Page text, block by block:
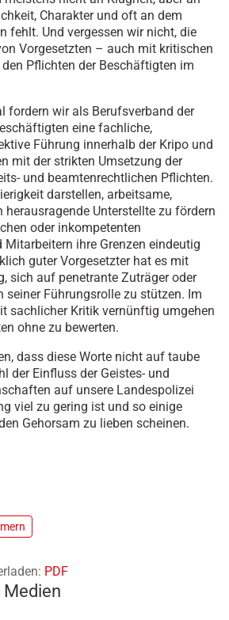
Charakter und oft an dem
fehlt. Und vergessen wir nicht, die
Vorgesetzten – auch mit kritischen
Pflichten der Beschäftigten im
fordern wir als Berufsverband der
eine fachliche,
Führung innerhalb der Kripo und
mit der strikten Umsetzung der
und beamtenrechtlichen Pflichten.
darstellen, arbeitsame,
Unterstellte zu fördern
oder inkompetenten
ihre Grenzen eindeutig
guter Vorgesetzter hat es mit
sich auf penetrante Zuträger oder
seiner Führungsrolle zu stützen. Im
sachlicher Kritik vernünftig umgehen
ohne zu bewerten.
dass diese Worte nicht auf taube
der Einfluss der Geistes- und
auf unsere Landespolizei
viel zu gering ist und so einige
Gehorsam zu lieben scheinen.
PDF
Medien